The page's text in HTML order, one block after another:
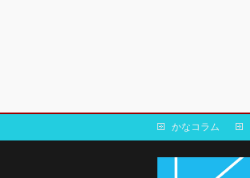
かなコラム